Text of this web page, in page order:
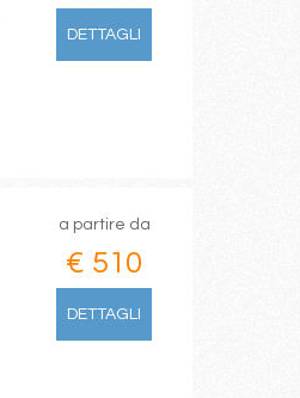
DETTAGLI
a partire da
€ 510
DETTAGLI